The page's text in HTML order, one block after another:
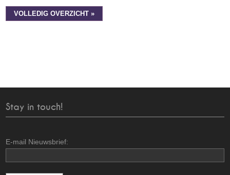
VOLLEDIG OVERZICHT »
Stay in touch!
E-mail Nieuwsbrief: